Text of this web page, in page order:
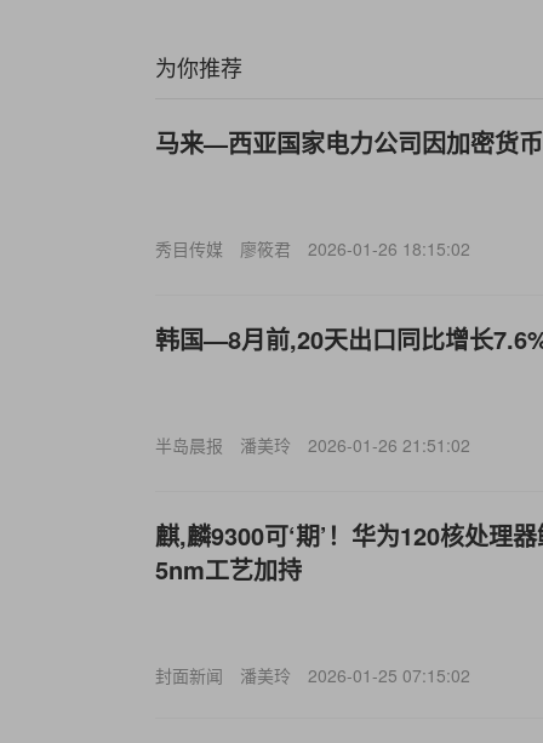
为你推荐
马来—西亚国家电力公司因加密货
秀目传媒 廖筱君 2026-01-26 18:15:02
韩国—8月前,20天出口同比增长
半岛晨报 潘美玲 2026-01-26 21:51:02
麒,麟9300可‘期’！华为120核处理
5nm工艺加持
封面新闻 潘美玲 2026-01-25 07:15:02